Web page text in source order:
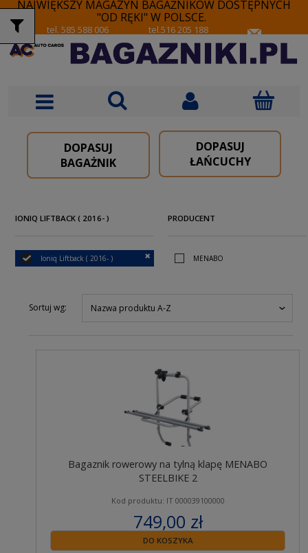
NAJWIĘKSZY MAGAZYN BAGAŻNIKÓW DOSTĘPNYCH
"OD RĘKI" W POLSCE.
tel. 585 588 006 tel.516 205 188
DOPASUJ
BAGAŻNIK
DOPASUJ
ŁAŃCUCHY
IONIQ LIFTBACK ( 2016- )
Ioniq Liftback ( 2016- )
PRODUCENT
MENABO
Sortuj wg: Nazwa produktu A-Z
Bagaznik rowerowy na tylną klapę MENABO
STEELBIKE 2
Kod produktu: IT 000039100000
749,00 zł
zawiera 23% VAT
DO KOSZYKA